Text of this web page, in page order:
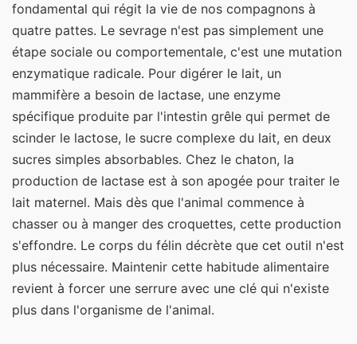
fondamental qui régit la vie de nos compagnons à
quatre pattes. Le sevrage n'est pas simplement une
étape sociale ou comportementale, c'est une mutation
enzymatique radicale. Pour digérer le lait, un
mammifère a besoin de lactase, une enzyme
spécifique produite par l'intestin grêle qui permet de
scinder le lactose, le sucre complexe du lait, en deux
sucres simples absorbables. Chez le chaton, la
production de lactase est à son apogée pour traiter le
lait maternel. Mais dès que l'animal commence à
chasser ou à manger des croquettes, cette production
s'effondre. Le corps du félin décrète que cet outil n'est
plus nécessaire. Maintenir cette habitude alimentaire
revient à forcer une serrure avec une clé qui n'existe
plus dans l'organisme de l'animal.